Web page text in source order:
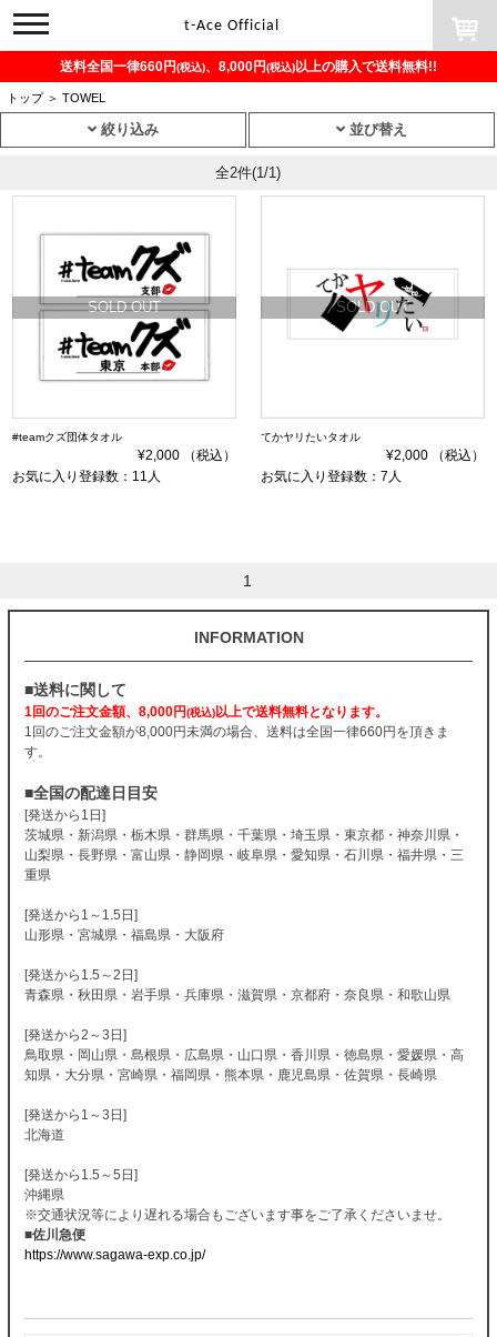
toggle
navigation
t-Ace Official
送料全国一律660円(税込)、8,000円(税込)以上の購入で送料無料!!
トップ ＞ TOWEL
絞り込み 並び替え
全2件(1/1)
SOLD OUT
#teamクズ団体タオル
¥2,000 （税込）
お気に入り登録数：11人
SOLD OUT
てかヤリたいタオル
¥2,000 （税込）
お気に入り登録数：7人
1
INFORMATION
■送料に関して
1回のご注文金額、8,000円(税込)以上で送料無料となります。
1回のご注文金額が8,000円未満の場合、送料は全国一律660円を頂きま
す。
■全国の配達日目安
[発送から1日]
茨城県・新潟県・栃木県・群馬県・千葉県・埼玉県・東京都・神奈川県・
山梨県・長野県・富山県・静岡県・岐阜県・愛知県・石川県・福井県・三
重県
[発送から1～1.5日]
山形県・宮城県・福島県・大阪府
[発送から1.5～2日]
青森県・秋田県・岩手県・兵庫県・滋賀県・京都府・奈良県・和歌山県
[発送から2～3日]
鳥取県・岡山県・島根県・広島県・山口県・香川県・徳島県・愛媛県・高
知県・大分県・宮崎県・福岡県・熊本県・鹿児島県・佐賀県・長崎県
[発送から1～3日]
北海道
[発送から1.5～5日]
沖縄県
※交通状況等により遅れる場合もございます事をご了承くださいませ。
■佐川急便
https://www.sagawa-exp.co.jp/